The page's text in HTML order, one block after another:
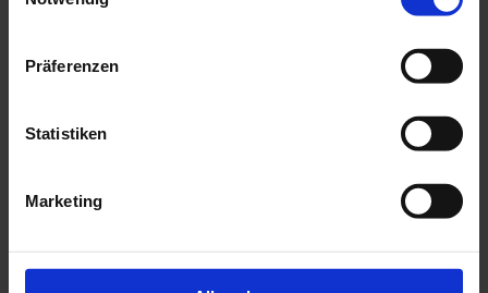
Präferenzen
Statistiken
Marketing